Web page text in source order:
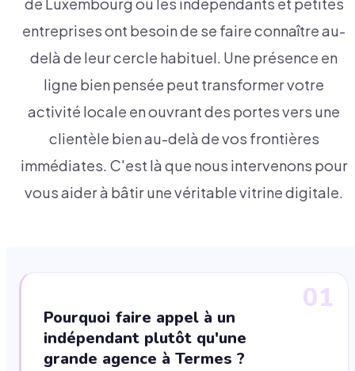
de Luxembourg où les indépendants et petites
entreprises ont besoin de se faire connaître au-
delà de leur cercle habituel. Une présence en
ligne bien pensée peut transformer votre
activité locale en ouvrant des portes vers une
clientèle bien au-delà de vos frontières
immédiates. C'est là que nous intervenons pour
vous aider à bâtir une véritable vitrine digitale.
01
Pourquoi faire appel à un
indépendant plutôt qu'une
grande agence à Termes ?